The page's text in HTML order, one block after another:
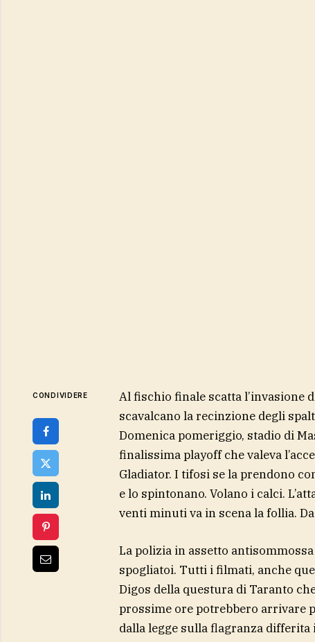
CONDIVIDERE
Al fischio finale scatta l’invasione
scavalcano la recinzione degli
Domenica pomeriggio, stadio di
finalissima playoff che valeva
Gladiator. I tifosi se la prendono
e lo spintonano. Volano i calci.
venti minuti va in scena la follia.
La polizia in assetto
spogliatoi. Tutti i filmati, anche
Digos della questura di Taranto
prossime ore potrebbero arrivare
dalla legge sulla flagranza